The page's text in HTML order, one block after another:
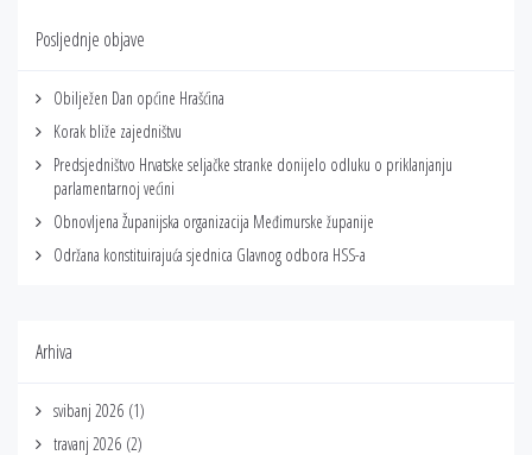
Posljednje objave
Obilježen Dan općine Hrašćina
Korak bliže zajedništvu
Predsjedništvo Hrvatske seljačke stranke donijelo odluku o priklanjanju
parlamentarnoj većini
Obnovljena Županijska organizacija Međimurske županije
Održana konstituirajuća sjednica Glavnog odbora HSS-a
Arhiva
svibanj 2026 (1)
travanj 2026 (2)